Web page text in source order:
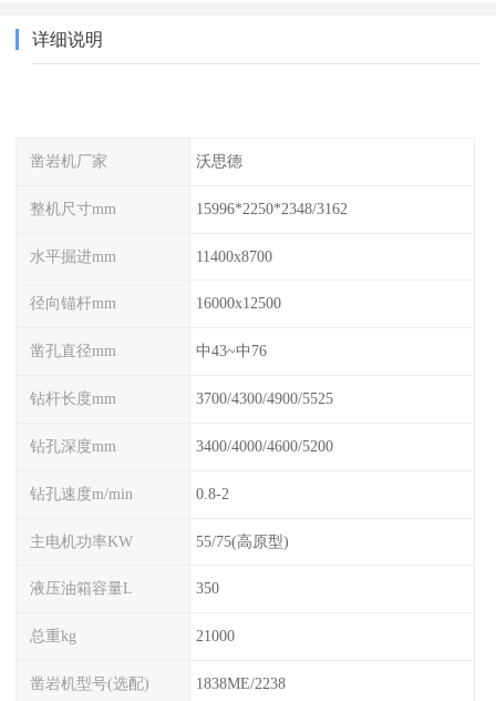
详细说明
凿岩机厂家 沃思德
整机尺寸mm 15996*2250*2348/3162
水平掘进mm 11400x8700
径向锚杆mm 16000x12500
凿孔直径mm 中43~中76
钻杆长度mm 3700/4300/4900/5525
钻孔深度mm 3400/4000/4600/5200
钻孔速度m/min 0.8-2
主电机功率KW 55/75(高原型)
液压油箱容量L 350
总重kg 21000
凿岩机型号(选配) 1838ME/2238